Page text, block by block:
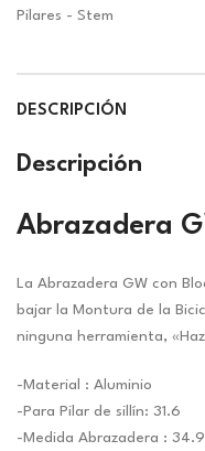
Pilares - Stem
DESCRIPCIÓN
Descripción
Abrazadera
La Abrazadera GW con
bajar la Montura de la
ninguna herramienta,
-Material : Aluminio
-Para Pilar de sillín: 31.6
-Medida Abrazadera : 34.9